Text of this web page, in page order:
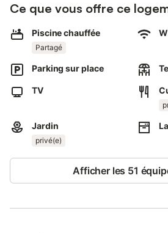
Cet hébergement ne propose pas : la
Cette location de vacances dispose
matins paisibles.
Cette propriété offre l'accès à un
avec une piscine et des installations de
Une place de parking est disponible sur
Un maximum de 2 animaux
Il est interdit de fumer dans cette
supplément.
Ce que vous offre ce
Piscine chauffée
Partagé
Parking sur place
TV
Jardin
privé(e)
Afficher les 51